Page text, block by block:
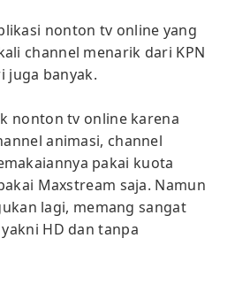
nonton tv online yang
channel menarik dari KPN
juga banyak.
nonton tv online karena
animasi, channel
pakai kuota
Maxstream saja. Namun
lagi, memang sangat
HD dan tanpa